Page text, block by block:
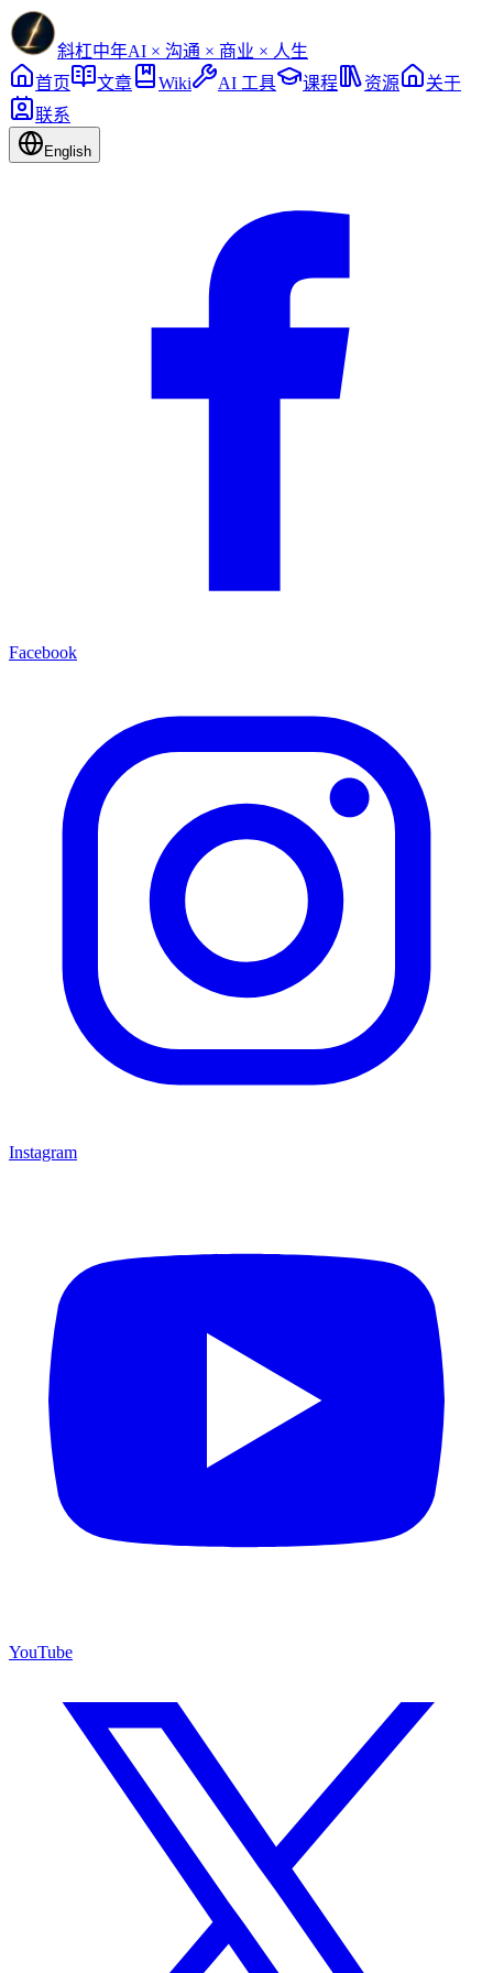
斜杠中年AI × 沟通 × 商业 × 人生
首页
文章 Wiki AI 工具 课程 资源
关于
联系
English
Facebook
Instagram
YouTube